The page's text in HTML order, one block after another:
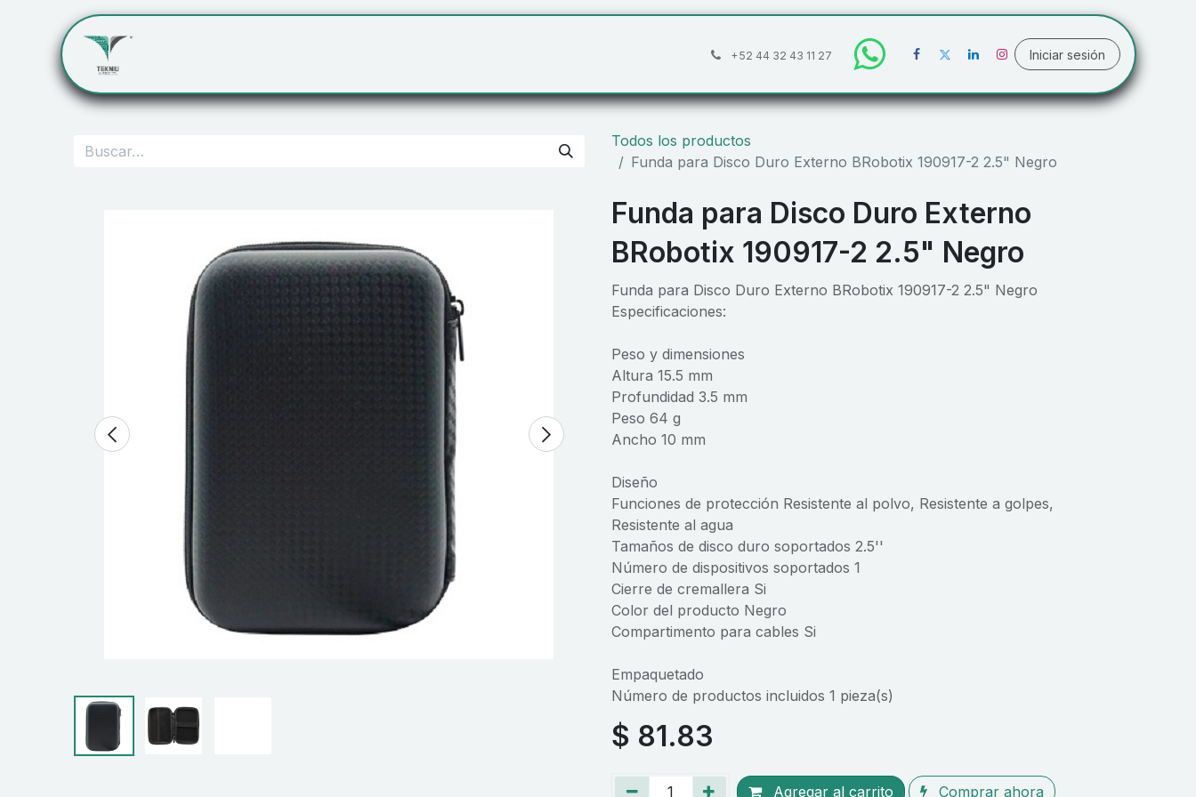
+52 44 32 43 11 27 Iniciar sesión
Todos los productos
Funda para Disco Duro Externo BRobotix 190917-2 2.5" Negro
Funda para Disco Duro Externo
BRobotix 190917-2 2.5" Negro
Funda para Disco Duro Externo BRobotix 190917-2 2.5" Negro
Especificaciones:
Peso y dimensiones
Altura 15.5 mm
Profundidad 3.5 mm
Peso 64 g
Ancho 10 mm
Diseño
Funciones de protección Resistente al polvo, Resistente a golpes,
Resistente al agua
Tamaños de disco duro soportados 2.5''
Número de dispositivos soportados 1
Cierre de cremallera Si
Color del producto Negro
Compartimento para cables Si
Empaquetado
Número de productos incluidos 1 pieza(s)
$ 81.83
Agregar al carrito Comprar ahora